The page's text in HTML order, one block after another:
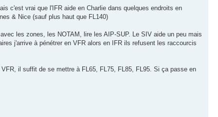
c'est vrai que l'IFR aide en Charlie dans quelques endroits en
& Nice (sauf plus haut que FL140)
les zones, les NOTAM, lire les AIP-SUP. Le SIV aide un peu mais
j'arrive à pénétrer en VFR alors en IFR ils refusent les raccourcis
il suffit de se mettre à FL65, FL75, FL85, FL95. Si ça passe en